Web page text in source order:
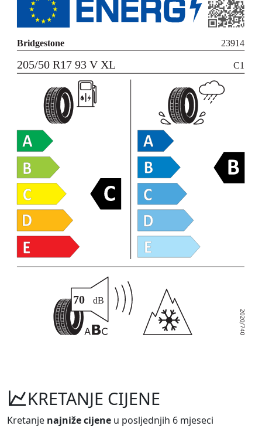
KRETANJE CIJENE
Kretanje najniže cijene u posljednjih 6 mjeseci